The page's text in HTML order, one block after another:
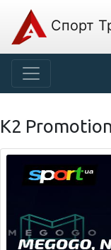
Спорт
K2